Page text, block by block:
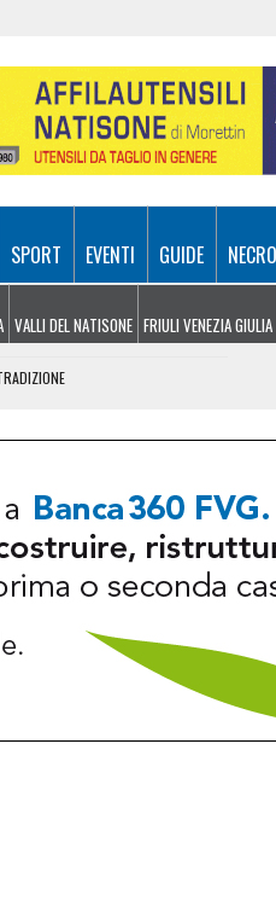
SPORT EVENTI GUIDE
VALLI DEL NATISONE FRIULI VENEZIA GIULIA